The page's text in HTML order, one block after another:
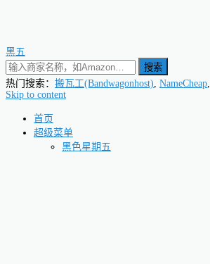
黑五
搜索
热门搜索： 搬瓦工(Bandwagonhost), NameCheap,
Skip to content
首页
超级菜单
黑色星期五